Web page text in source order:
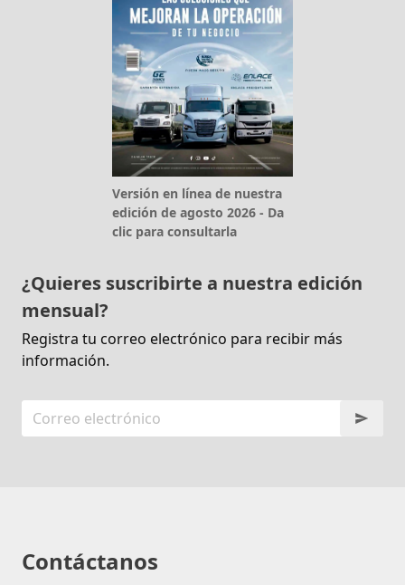
Versión en línea de nuestra
edición de agosto 2026 - Da
clic para consultarla
¿Quieres suscribirte a nuestra edición
mensual?
Registra tu correo electrónico para recibir más
información.
Contáctanos